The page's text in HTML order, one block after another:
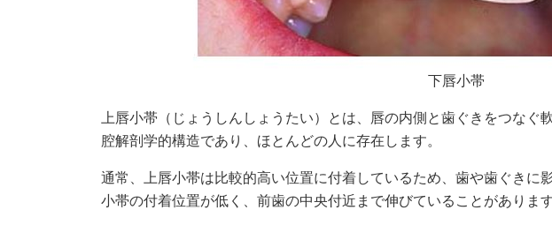
下唇小帯
上唇小帯（じょうしんしょうたい）とは、唇の内側と歯ぐきをつなぐ
腔解剖学的構造であり、ほとんどの人に存在します。
通常、上唇小帯は比較的高い位置に付着しているため、歯や歯ぐきに
小帯の付着位置が低く、前歯の中央付近まで伸びていることがありま